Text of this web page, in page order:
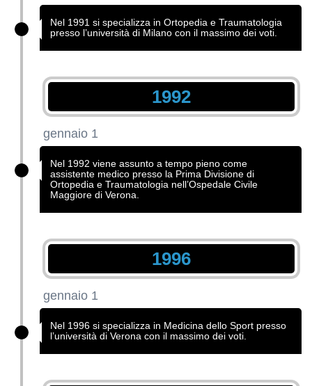
Nel 1991 si specializza in Ortopedia e Traumatologia
presso l’università di Milano con il massimo dei voti.
1992
gennaio 1
Nel 1992 viene assunto a tempo pieno come
assistente medico presso la Prima Divisione di
Ortopedia e Traumatologia nell’Ospedale Civile
Maggiore di Verona.
1996
gennaio 1
Nel 1996 si specializza in Medicina dello Sport presso
l’università di Verona con il massimo dei voti.